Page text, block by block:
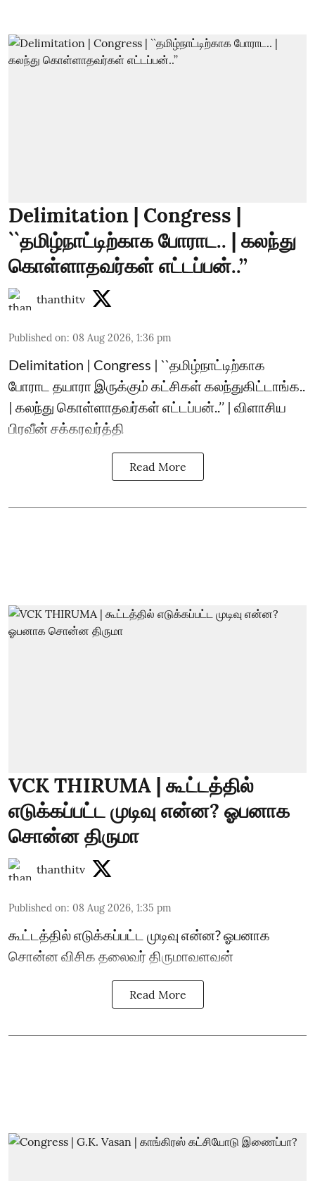
Delimitation | Congress |
``தமிழ்நாட்டிற்காக போராட.. | கலந்து
கொள்ளாதவர்கள் எட்டப்பன்..’’
thanthitv
Published on: 08 Aug 2026, 1:36 pm
Delimitation | Congress | ``தமிழ்நாட்டிற்காக
போராட தயாரா இருக்கும் கட்சிகள் கலந்துகிட்டாங்க..
| கலந்து கொள்ளாதவர்கள் எட்டப்பன்..’’ | விளாசிய
பிரவீன் சக்கரவர்த்தி
Read More
VCK THIRUMA | கூட்டத்தில்
எடுக்கப்பட்ட முடிவு என்ன? ஓபனாக
சொன்ன திருமா
thanthitv
Published on: 08 Aug 2026, 1:35 pm
கூட்டத்தில் எடுக்கப்பட்ட முடிவு என்ன? ஓபனாக
சொன்ன விசிக தலைவர் திருமாவளவன்
Read More